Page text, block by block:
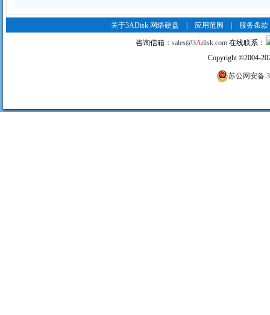
关于3ADisk 网络硬盘 |应用范围 服务条款
咨询信箱：sales@3Adisk.com 在线联系：
Copyright©2004-
苏公网安备